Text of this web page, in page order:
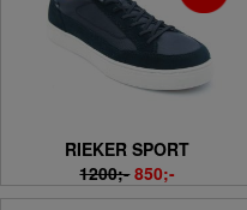
RIEKER SPORT
1200;- 850;-